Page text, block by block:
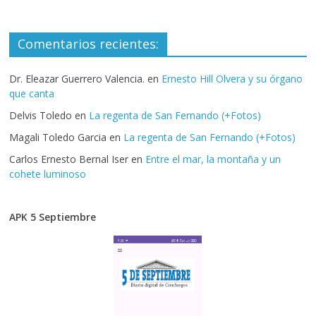
Comentarios recientes:
Dr. Eleazar Guerrero Valencia. en Ernesto Hill Olvera y su órgano
que canta
Delvis Toledo en La regenta de San Fernando (+Fotos)
Magali Toledo Garcia en La regenta de San Fernando (+Fotos)
Carlos Ernesto Bernal Iser en Entre el mar, la montaña y un
cohete luminoso
APK 5 Septiembre